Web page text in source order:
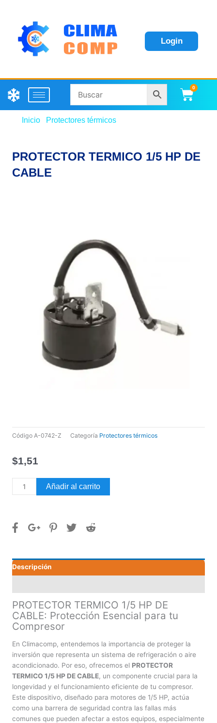
Login
0
Inicio Protectores térmicos
PROTECTOR TERMICO 1/5 HP DE
CABLE
Código A-0742-Z Categoría Protectores térmicos
$1,51
PROTECTOR
TERMICO
DE
Añadir al carrito
Descripción
PROTECTOR TERMICO 1/5 HP DE
CABLE: Protección Esencial para tu
Compresor
En Climacomp, entendemos la importancia de proteger la
inversión que representa un sistema de refrigeración o aire
acondicionado. Por eso, ofrecemos el PROTECTOR
TERMICO 1/5 HP DE CABLE, un componente crucial para la
longevidad y el funcionamiento eficiente de tu compresor.
Este dispositivo, diseñado para motores de 1/5 HP, actúa
como una barrera de seguridad contra las fallas más
comunes que pueden afectar a estos equipos, especialmente